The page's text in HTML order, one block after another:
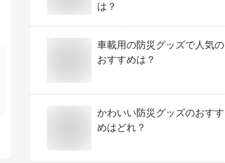
は？
車載用の防災グッズで人気の
おすすめは？
かわいい防災グッズのおすす
めはどれ？